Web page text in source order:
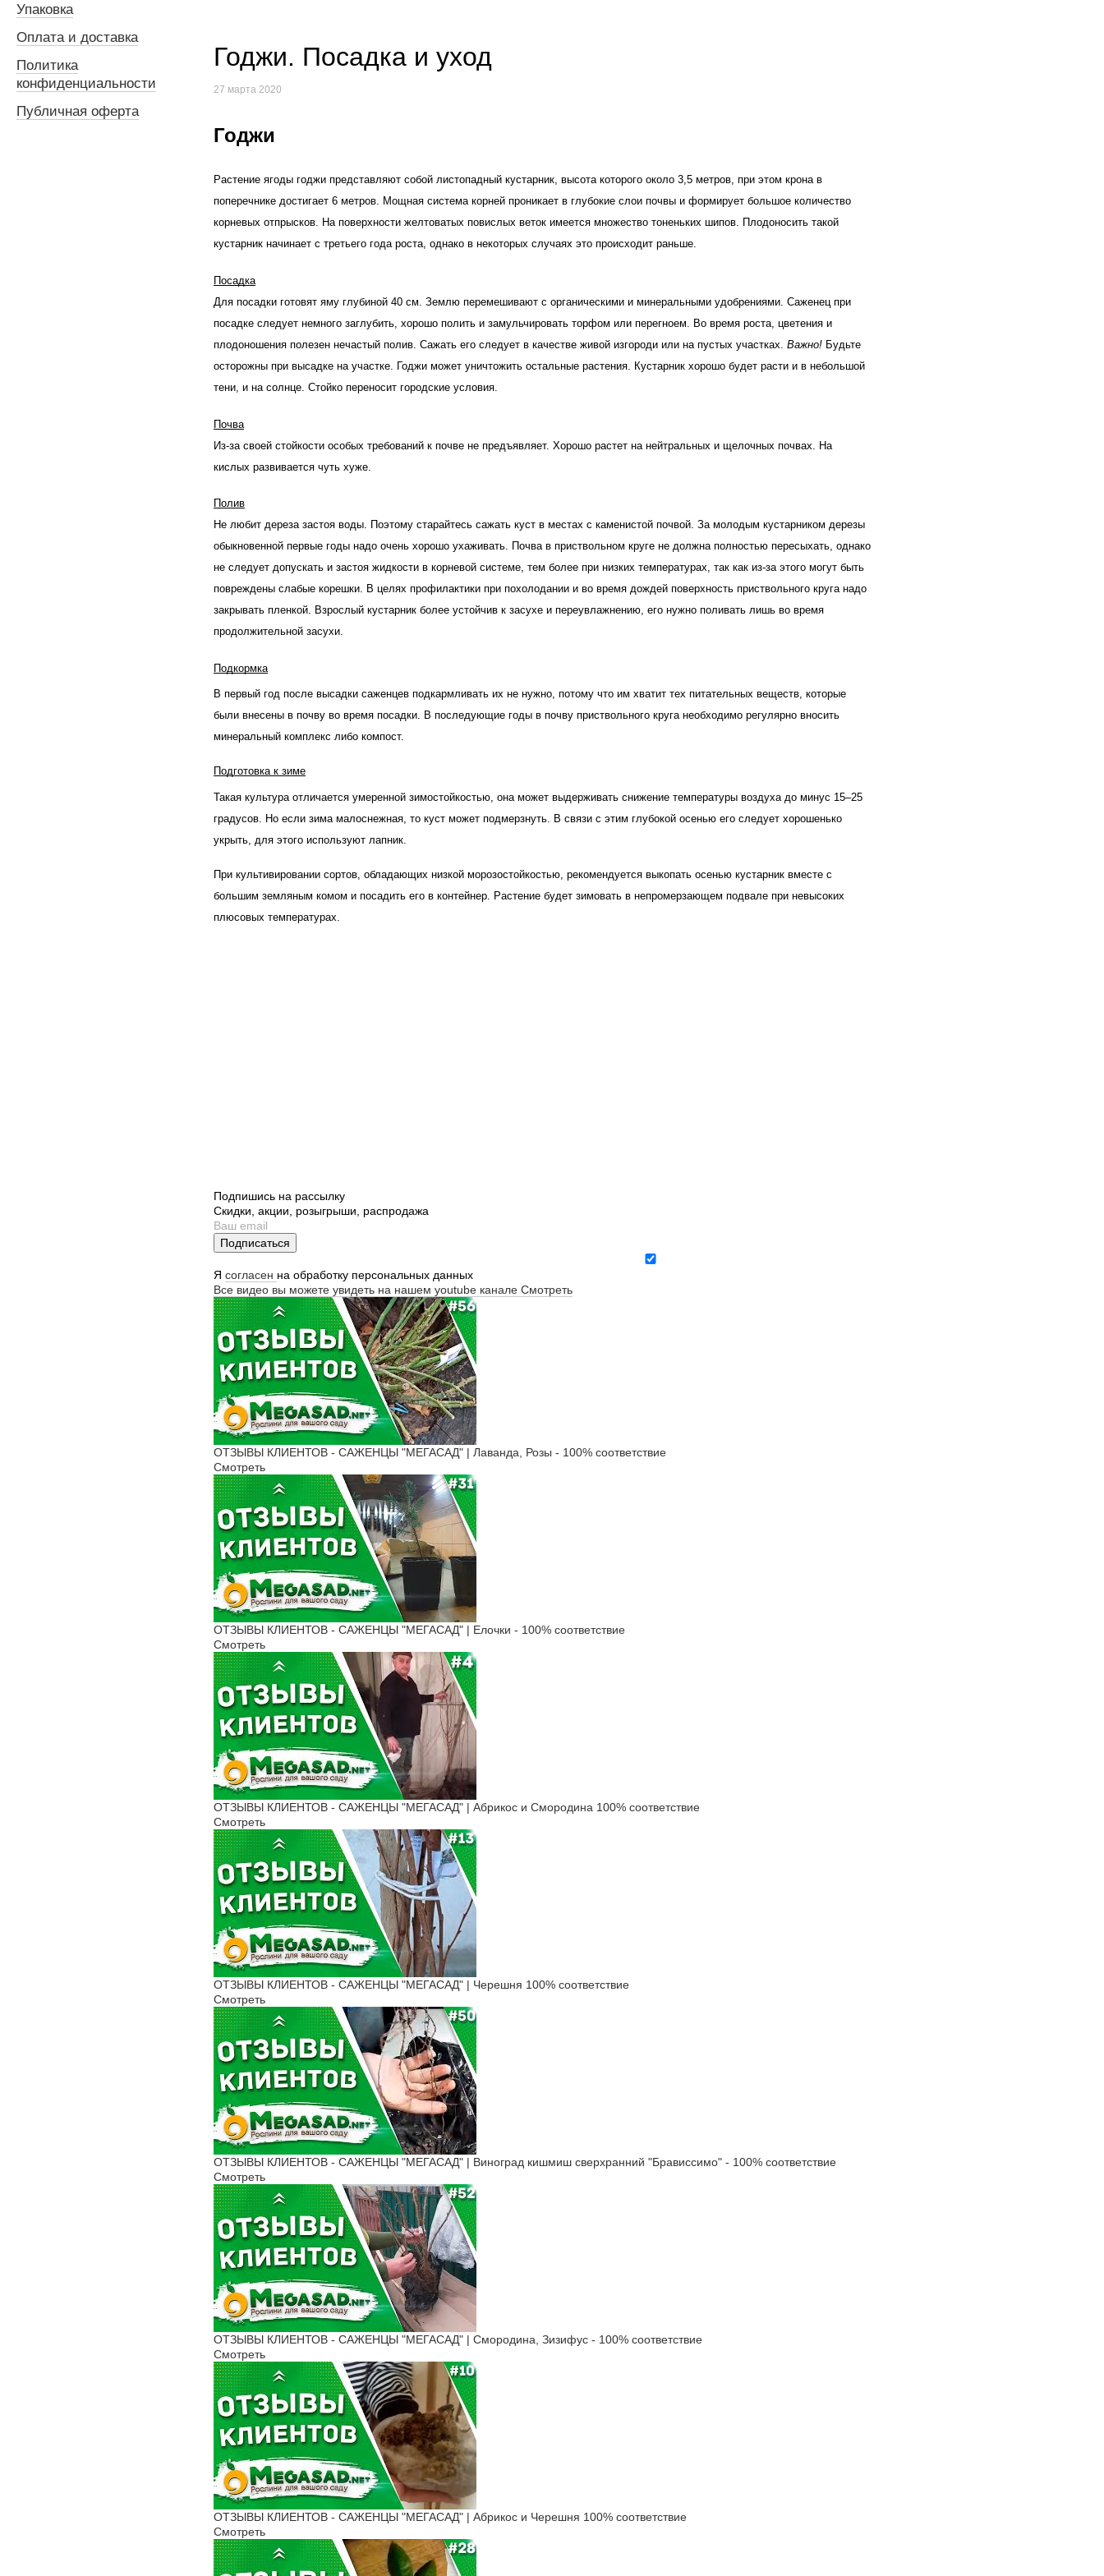
Годжи. Посадка и уход
27 марта 2020
Годжи
Растение ягоды годжи представляют собой листопадный кустарник, высота которого около 3,5 метров, при этом крона в
поперечнике достигает 6 метров. Мощная система корней проникает в глубокие слои почвы и формирует большое количество
корневых отпрысков. На поверхности желтоватых повислых веток имеется множество тоненьких шипов. Плодоносить такой
кустарник начинает с третьего года роста, однако в некоторых случаях это происходит раньше.
Посадка
Для посадки готовят яму глубиной 40 см. Землю перемешивают с органическими и минеральными удобрениями. Саженец при
посадке следует немного заглубить, хорошо полить и замульчировать торфом или перегноем. Во время роста, цветения и
плодоношения полезен нечастый полив. Сажать его следует в качестве живой изгороди или на пустых участках. Важно! Будьте
осторожны при высадке на участке. Годжи может уничтожить остальные растения. Кустарник хорошо будет расти и в небольшой
тени, и на солнце. Стойко переносит городские условия.
Почва
Из-за своей стойкости особых требований к почве не предъявляет. Хорошо растет на нейтральных и щелочных почвах. На
кислых развивается чуть хуже.
Полив
Не любит дереза застоя воды. Поэтому старайтесь сажать куст в местах с каменистой почвой. За молодым кустарником дерезы
обыкновенной первые годы надо очень хорошо ухаживать. Почва в приствольном круге не должна полностью пересыхать, однако
не следует допускать и застоя жидкости в корневой системе, тем более при низких температурах, так как из-за этого могут быть
повреждены слабые корешки. В целях профилактики при похолодании и во время дождей поверхность приствольного круга надо
закрывать пленкой. Взрослый кустарник более устойчив к засухе и переувлажнению, его нужно поливать лишь во время
продолжительной засухи.
Подкормка
В первый год после высадки саженцев подкармливать их не нужно, потому что им хватит тех питательных веществ, которые
были внесены в почву во время посадки. В последующие годы в почву приствольного круга необходимо регулярно вносить
минеральный комплекс либо компост.
Подготовка к зиме
Такая культура отличается умеренной зимостойкостью, она может выдерживать снижение температуры воздуха до минус 15–25
градусов. Но если зима малоснежная, то куст может подмерзнуть. В связи с этим глубокой осенью его следует хорошенько
укрыть, для этого используют лапник.
При культивировании сортов, обладающих низкой морозостойкостью, рекомендуется выкопать осенью кустарник вместе с
большим земляным комом и посадить его в контейнер. Растение будет зимовать в непромерзающем подвале при невысоких
плюсовых температурах.
Подпишись на рассылку
Скидки, акции, розыгрыши, распродажа
Подписаться
Я согласен на обработку персональных данных
Все видео вы можете увидеть на нашем youtube канале Смотреть
ОТЗЫВЫ КЛИЕНТОВ - САЖЕНЦЫ "МЕГАСАД" | Лаванда, Розы - 100% соответствие
Смотреть
ОТЗЫВЫ КЛИЕНТОВ - САЖЕНЦЫ "МЕГАСАД" | Елочки - 100% соответствие
Смотреть
ОТЗЫВЫ КЛИЕНТОВ - САЖЕНЦЫ "МЕГАСАД" | Абрикос и Смородина 100% соответствие
Смотреть
ОТЗЫВЫ КЛИЕНТОВ - САЖЕНЦЫ "МЕГАСАД" | Черешня 100% соответствие
Смотреть
ОТЗЫВЫ КЛИЕНТОВ - САЖЕНЦЫ "МЕГАСАД" | Виноград кишмиш сверхранний "Брависсимо" - 100% соответствие
Смотреть
ОТЗЫВЫ КЛИЕНТОВ - САЖЕНЦЫ "МЕГАСАД" | Смородина, Зизифус - 100% соответствие
Смотреть
ОТЗЫВЫ КЛИЕНТОВ - САЖЕНЦЫ "МЕГАСАД" | Абрикос и Черешня 100% соответствие
Смотреть
Упаковка
Оплата и доставка
Политика
конфиденциальности
Публичная оферта